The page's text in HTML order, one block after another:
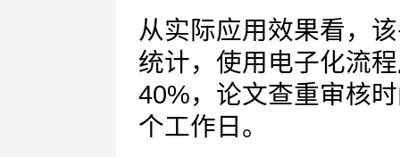
从实际应用效果看，
统计，使用电子化流
40%，论文查重审核
个工作日。